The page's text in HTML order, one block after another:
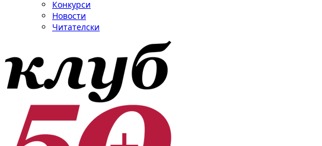
Конкурси
Новости
Читателски